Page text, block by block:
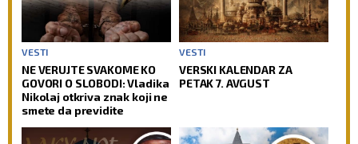
VESTI
NE VERUJTE SVAKOME KO
GOVORI O SLOBODI: Vladika
Nikolaj otkriva znak koji ne
smete da previdite
VESTI
VERSKI KALENDAR ZA
PETAK 7. AVGUST